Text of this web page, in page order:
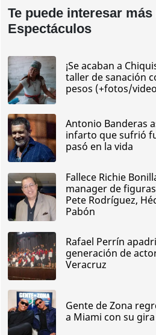
Te puede interesar
Espectáculos
¡Se acaban a
taller de sanación
pesos (+fotos/
Antonio Banderas
infarto que sufrió
pasó en la vida
Fallece Richie
manager de
Pete Rodríguez,
Pabón
Rafael Perrín
generación de
Veracruz
Gente de Zona
a Miami con su